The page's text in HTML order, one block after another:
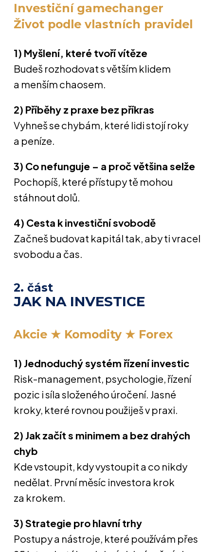
Investiční gamechanger
Život podle vlastních pravidel
1) Myšlení, které tvoří vítěze
Budeš rozhodovat s větším klidem
a menším chaosem.
2) Příběhy z praxe bez příkras
Vyhneš se chybám, které lidi stojí roky
a peníze.
3) Co nefunguje – a proč většina selže
Pochopíš, které přístupy tě mohou
stáhnout dolů.
4) Cesta k investiční svobodě
Začneš budovat kapitál tak, aby ti vracel
svobodu a čas.
2. část
JAK NA INVESTICE
Akcie ★ Komodity ★ Forex
1) Jednoduchý systém řízení investic
Risk-management, psychologie, řízení
pozic i síla složeného úročení. Jasné
kroky, které rovnou použiješ v praxi.
2) Jak začít s minimem a bez drahých
chyb
Kde vstoupit, kdy vystoupit a co nikdy
nedělat. První měsíc investora krok
za krokem.
3) Strategie pro hlavní trhy
Postupy a nástroje, které používám přes